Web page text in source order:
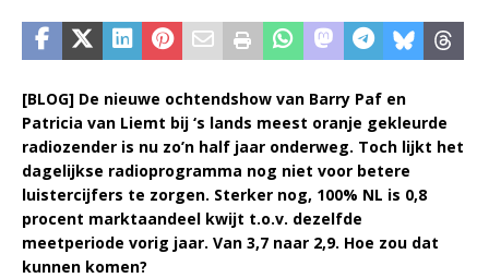
[BLOG] De nieuwe ochtendshow van Barry Paf en
Patricia van Liemt bij ‘s lands meest oranje gekleurde
radiozender is nu zo’n half jaar onderweg. Toch lijkt het
dagelijkse radioprogramma nog niet voor betere
luistercijfers te zorgen. Sterker nog, 100% NL is 0,8
procent marktaandeel kwijt t.o.v. dezelfde
meetperiode vorig jaar. Van 3,7 naar 2,9. Hoe zou dat
kunnen komen?